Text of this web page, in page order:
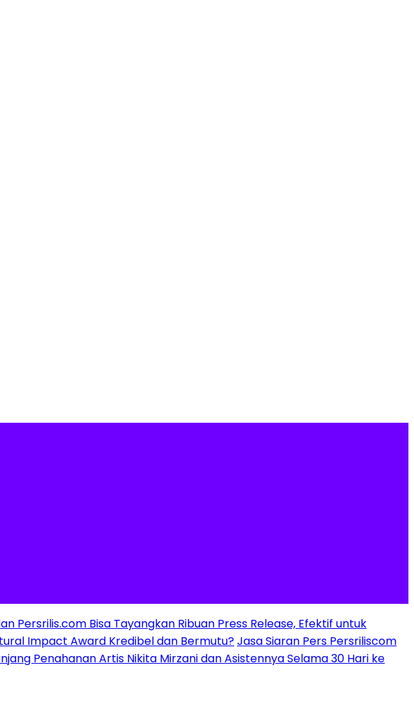
Persrilis.com Bisa Tayangkan Ribuan Press Release, Efektif untuk
Impact Award Kredibel dan Bermutu?Jasa Siaran Pers Persriliscom
Penahanan Artis Nikita Mirzani dan Asistennya Selama 30 Hari ke